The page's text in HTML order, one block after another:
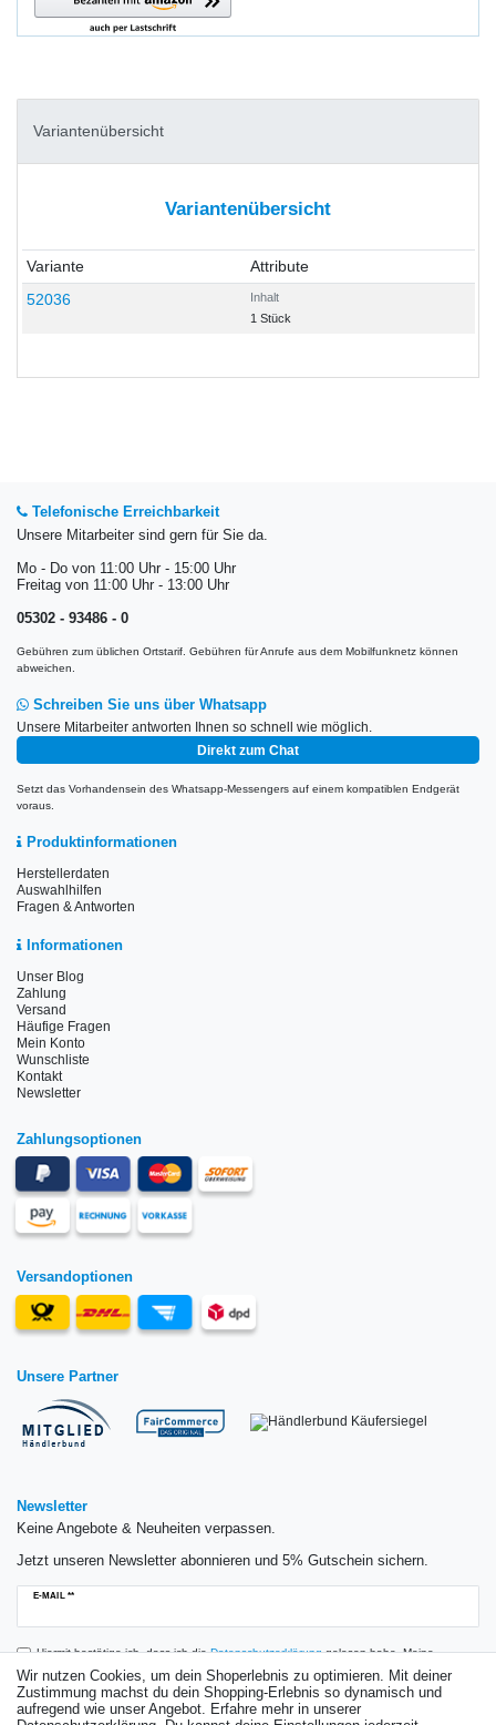
Variantenübersicht
Variantenübersicht
Variante
Attribute
52036
Inhalt
1 Stück
Telefonische Erreichbarkeit
Unsere Mitarbeiter sind gern für Sie da.
Mo - Do von 11:00 Uhr - 15:00 Uhr
Freitag von 11:00 Uhr - 13:00 Uhr
05302 - 93486 - 0
Gebühren zum üblichen Ortstarif. Gebühren für Anrufe aus dem Mobilfunknetz können
abweichen.
Schreiben Sie uns über Whatsapp
Unsere Mitarbeiter antworten Ihnen so schnell wie möglich.
Direkt zum Chat
Setzt das Vorhandensein des Whatsapp-Messengers auf einem kompatiblen Endgerät
voraus.
Produktinformationen
Herstellerdaten
Auswahlhilfen
Fragen & Antworten
Informationen
Unser Blog
Zahlung
Versand
Häufige Fragen
Mein Konto
Wunschliste
Kontakt
Newsletter
Zahlungsoptionen
Versandoptionen
Unsere Partner
Newsletter
Keine Angebote & Neuheiten verpassen.
Jetzt unseren Newsletter abonnieren und 5% Gutschein sichern.
E-MAIL **
Newsletter
Hiermit bestätige ich, dass ich dieDaten­schutz­erklärunggelesen habe. Meine
Einwilligung kann ich jederzeit widerrufen.**
Wir nutzen Cookies, um dein Shoperlebnis zu optimieren. Mit deiner
Zustimmung machst du dein Shopping-Erlebnis so dynamisch und
aufregend wie unser Angebot. Erfahre mehr in unserer